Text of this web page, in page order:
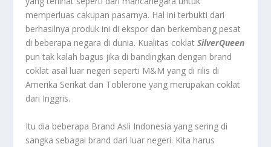
memperluas cakupan pasarnya. Hal ini terbukti dari
berhasilnya produk ini di ekspor dan berkembang pesat
di beberapa negara di dunia. Kualitas coklatSilverQueen
pun tak kalah bagus jika di bandingkan dengan brand
coklat asal luar negeri seperti M&M yang di rilis di
Amerika Serikat dan Toblerone yang merupakan coklat
dari Inggris.
Itu dia beberapa Brand Asli Indonesia yang sering di
sangka sebagai brand dari luar negeri. Kita harus